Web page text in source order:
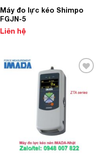
Máy đo lực kéo Shimpo
FGJN-5
Liên hệ